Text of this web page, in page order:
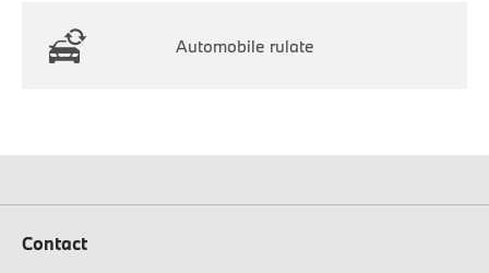
Automobile rulate
Contact